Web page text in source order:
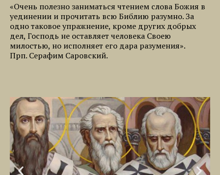
«Очень полезно заниматься чтением слова Божия в
уединении и прочитать всю Библию разумно. За
одно таковое упражнение, кроме других добрых
дел, Господь не оставляет человека Своею
милостью, но исполняет его дара разумения».
Прп. Серафим Саровский.